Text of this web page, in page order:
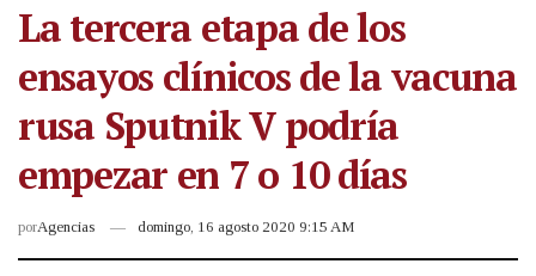
La tercera etapa de los
ensayos clínicos de la vacuna
rusa Sputnik V podría
empezar en 7 o 10 días
porAgencias domingo, 16 agosto 2020 9:15 AM